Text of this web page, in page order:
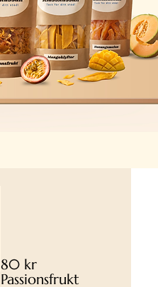
80 kr
Passionsfrukt